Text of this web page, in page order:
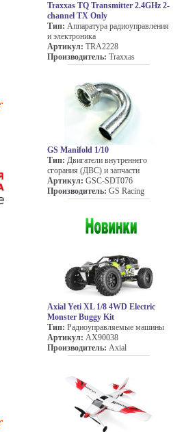
Traxxas TQ Transmitter 2.4GHz 2-
channel TX Only
Тип: Аппаратура радиоуправления
и электроника
Артикул: TRA2228
Производитель: Traxxas
GS Manifold 1/10
Тип: Двигатели внутреннего
сгорания (ДВС) и запчасти
Артикул: GSC-SDT076
Производитель: GS Racing
Axial Yeti XL 1/8 4WD Electric
Monster Buggy Kit
Тип: Радиоуправляемые машины
Артикул: AX90038
Производитель: Axial